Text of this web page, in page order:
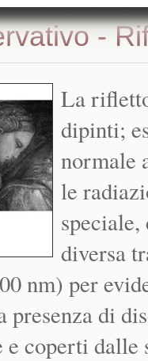
-
La
dipinti;
normale
le
diversa
nm) per
di
coperti dalle